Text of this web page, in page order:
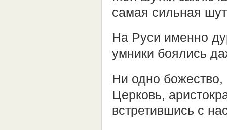
самая сильная
На Руси именно
умники боялись
Ни одно
Церковь,
встретившись с